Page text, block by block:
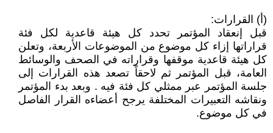
(أ) القرارات:
قبل إنعقاد المؤتمر تحدد كل هيئة قاعدية لكل فئة
قراراتها إزاء كل موضوع من الموضوعات الأربعة، وتعلن
كل هيئة قاعدية موقفها وقراراته في الصحف والوسائط
العامة، قبل المؤتمر ثم لاحقاً تصعد هذه القرارات إلى
جلسة المؤتمر عبر ممثلي كل فئة فيه . وبعد بدء المؤتمر
ونقاشه التعبيرات المختلفة يرجح أعضاءه القرار الفاصل
في كل موضوع.